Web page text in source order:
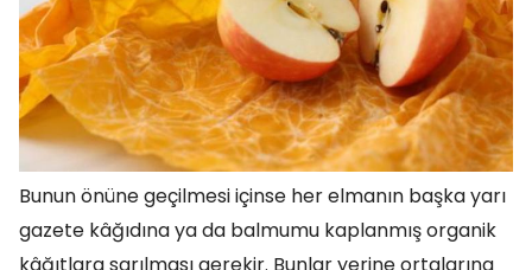
Bunun önüne geçilmesi içinse her elmanın başka yarı
gazete kâğıdına ya da balmumu kaplanmış organik